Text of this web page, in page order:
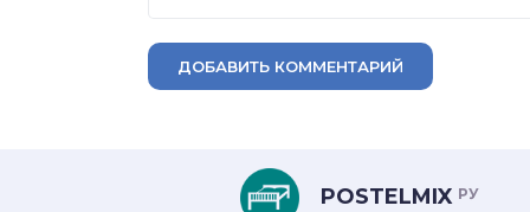
ДОБАВИТЬ КОММЕНТАРИЙ
POSTELMIX РУ